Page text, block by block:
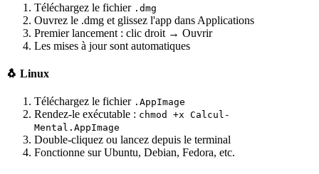
Téléchargez le fichier .dmg
Ouvrez le .dmg et glissez l'app dans Applications
Premier lancement : clic droit → Ouvrir
Les mises à jour sont automatiques
🐧 Linux
Téléchargez le fichier .AppImage
Rendez-le exécutable : chmod +x Calcul-
Mental.AppImage
Double-cliquez ou lancez depuis le terminal
Fonctionne sur Ubuntu, Debian, Fedora, etc.